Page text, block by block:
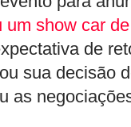
um show car
de
sua decisão
as